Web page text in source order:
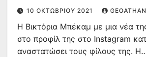
10 ΟΚΤΩΒΡΊΟΥ 2021
Η Βικτόρια Μπέκαμ με μια νέα
στο προφίλ της στο Instagram
αναστατώσει τους φίλους της.